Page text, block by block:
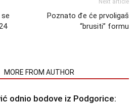
Next article
Poznato đe će prvoligaš
“brusiti” formu
MORE FROM AUTHOR
odnio bodove iz Podgorice: